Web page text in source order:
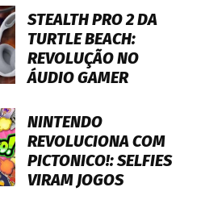
STEALTH PRO 2 DA
TURTLE BEACH:
REVOLUÇÃO NO
ÁUDIO GAMER
NINTENDO
REVOLUCIONA COM
PICTONICO!: SELFIES
VIRAM JOGOS